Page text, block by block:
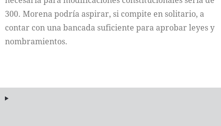
300. Morena podría aspirar, si compite en solitario, a
contar con una bancada suficiente para aprobar leyes y
nombramientos.